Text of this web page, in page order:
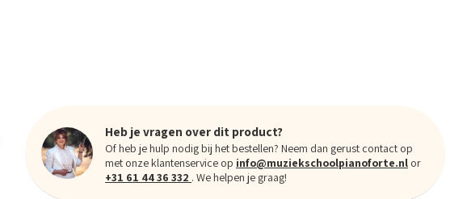
Heb je vragen over dit product?
Of heb je hulp nodig bij het bestellen? Neem dan gerust contact op
met onze klantenservice op info@muziekschoolpianoforte.nl or
+31 61 44 36 332 . We helpen je graag!